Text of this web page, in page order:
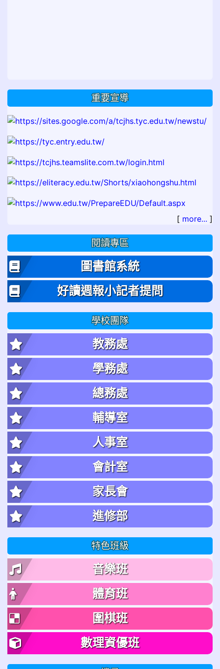
重要宣導
[ more... ]
閱讀專區
圖書館系統
好讀週報小記者提問
學校團隊
教務處
學務處
總務處
輔導室
人事室
會計室
家長會
進修部
特色班級
音樂班
體育班
圍棋班
數理資優班